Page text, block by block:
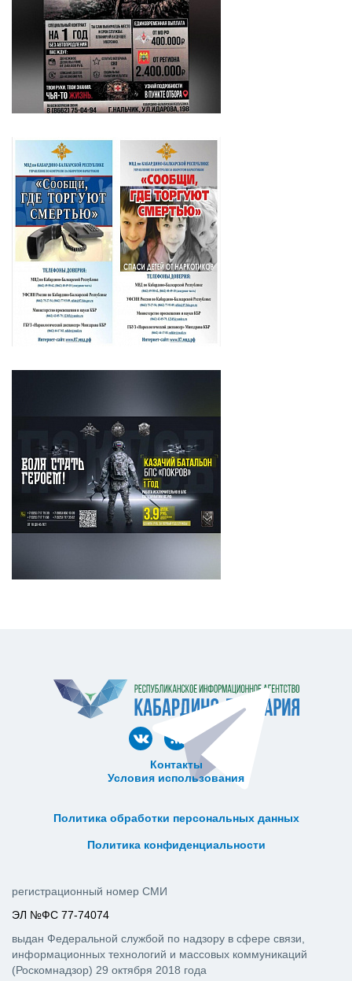
Контакты
Условия использования
Политика обработки персональных данных
Политика конфиденциальности
регистрационный номер СМИ
ЭЛ №ФС 77-74074
выдан Федеральной службой по надзору в сфере связи,
информационных технологий и массовых коммуникаций
(Роскомнадзор) 29 октября 2018 года